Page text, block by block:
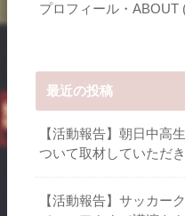
プロフィール・ABOUT
最近の投稿
【活動報告】朝日中高
ついて取材していただ
【活動報告】サッカー